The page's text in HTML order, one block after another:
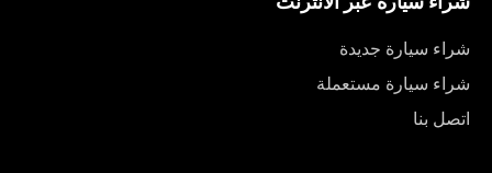
شراء سيارة جديدة
شراء سيارة مستعملة
اتصل بنا